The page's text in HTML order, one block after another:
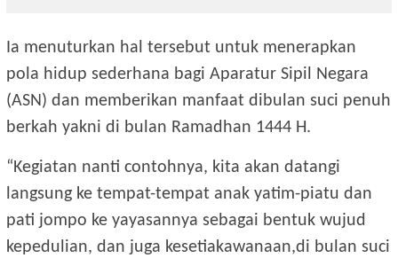
Ia menuturkan hal tersebut untuk menerapkan
pola hidup sederhana bagi Aparatur Sipil Negara
(ASN) dan memberikan manfaat dibulan suci penuh
berkah yakni di bulan Ramadhan 1444 H.
“Kegiatan nanti contohnya, kita akan datangi
langsung ke tempat-tempat anak yatim-piatu dan
pati jompo ke yayasannya sebagai bentuk wujud
kepedulian, dan juga kesetiakawanaan,di bulan suci